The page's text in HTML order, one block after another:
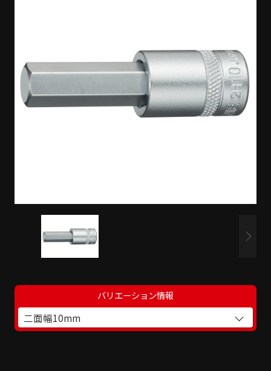
バリエーション情報
二面幅10mm